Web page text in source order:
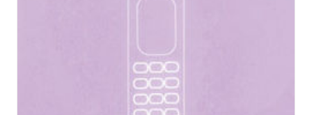
ンルの作品を5作品紹介いたします！